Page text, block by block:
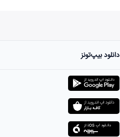
دانلود بیپ‌تونز